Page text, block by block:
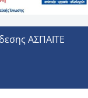
ΑΣΠΑΙΤΕ